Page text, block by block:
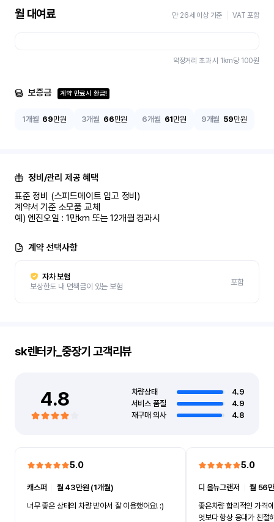
월 대여료 만 26세 이상 기준 VAT 포함
약정거리 초과 시 1km당 100원
보증금 계약 만료시 환급!
1개월 69만원 3개월 66만원 6개월 61만원 9개월 59만원
정비/관리 제공 혜택
표준 정비 (스피드메이트 입고 정비)
계약서 기준 소모품 교체
예) 엔진오일 : 1만km 또는 12개월 경과시
계약 선택사항
자차 보험
보상한도 내 면책금이 있는 보험
포함
sk렌터카_중장기 고객리뷰
4.8 차량상태
4.9
서비스 품질
4.9
재구매 의사
4.8
5.0
캐스퍼
월 43만원 (1개월)
너무 좋은 상태의 차량 받아서 잘 이용했어요! :)
5.0
디 올뉴그랜저 ㅣ월 56
좋은차량 합리적인 가격
엇보다 항상 응대가 친절